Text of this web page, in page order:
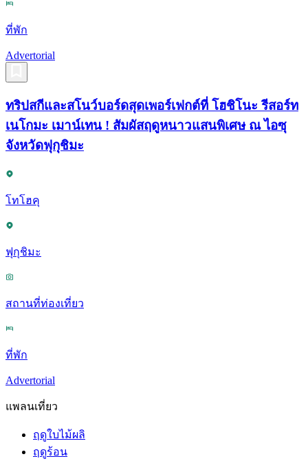
ที่พัก
Advertorial
ทริปสกีและสโนว์บอร์ดสุดเพอร์เฟกต์ที่ โฮชิโนะ รีสอร์ท
เนโกมะ เมาน์เทน ! สัมผัสฤดูหนาวแสนพิเศษ ณ ไอซุ
จังหวัดฟุกุชิมะ
โทโฮคุ
ฟุกุชิมะ
สถานที่ท่องเที่ยว
ที่พัก
Advertorial
แพลนเที่ยว
ฤดูใบไม้ผลิ
ฤดูร้อน